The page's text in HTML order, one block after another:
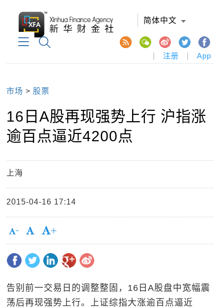
简体中文
注册 App
市场 > 股票
16日A股再现强势上行 沪指涨
逾百点逼近4200点
上海
2015-04-16 17:14
告别前一交易日的调整整固，16日A股盘中宽幅震
荡后再现强势上行。上证综指大涨逾百点逼近